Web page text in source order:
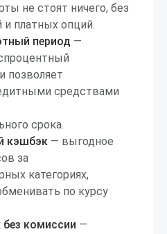
не стоят ничего, без
платных опций.
период —
позволяет
средствами
срока.
кэшбэк — выгодное
за
категориях,
по курсу
комиссии —